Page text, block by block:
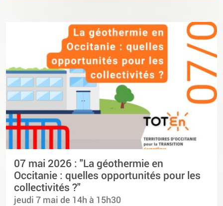
07 mai 2026 : "La géothermie en
Occitanie : quelles opportunités pour les
collectivités ?"
jeudi 7 mai de 14h à 15h30